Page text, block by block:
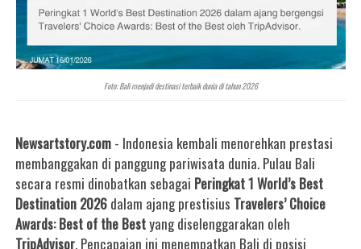
Foto: Bali menjadi destinasi terbaik dunia di tahun 2026
Newsartstory.com - Indonesia kembali menorehkan prestasi
membanggakan di panggung pariwisata dunia. Pulau Bali
secara resmi dinobatkan sebagai Peringkat 1 World’s Best
Destination 2026 dalam ajang prestisius Travelers’ Choice
Awards: Best of the Bestyang diselenggarakan oleh
TripAdvisor. Pencapaian ini menempatkan Bali di posisi